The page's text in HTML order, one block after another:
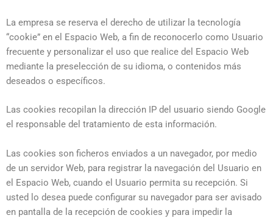
La empresa se reserva el derecho de utilizar la tecnología
“cookie” en el Espacio Web, a fin de reconocerlo como Usuario
frecuente y personalizar el uso que realice del Espacio Web
mediante la preselección de su idioma, o contenidos más
deseados o específicos.
Las cookies recopilan la dirección IP del usuario siendo Google
el responsable del tratamiento de esta información.
Las cookies son ficheros enviados a un navegador, por medio
de un servidor Web, para registrar la navegación del Usuario en
el Espacio Web, cuando el Usuario permita su recepción. Si
usted lo desea puede configurar su navegador para ser avisado
en pantalla de la recepción de cookies y para impedir la